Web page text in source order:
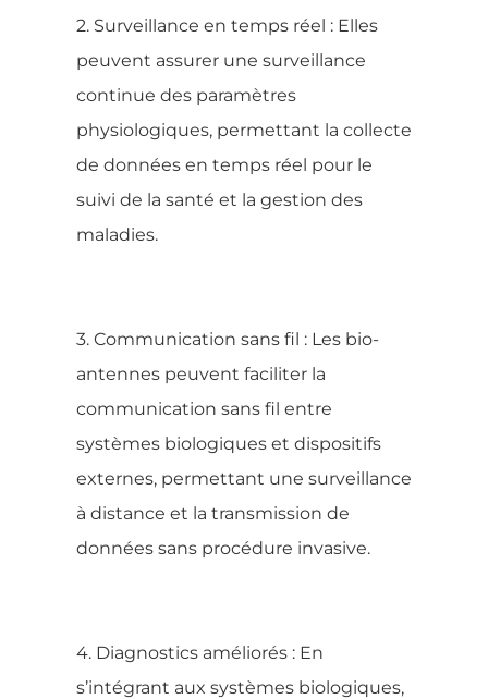
2. Surveillance en temps réel : Elles
peuvent assurer une surveillance
continue des paramètres
physiologiques, permettant la collecte
de données en temps réel pour le
suivi de la santé et la gestion des
maladies.
3. Communication sans fil : Les bio-
antennes peuvent faciliter la
communication sans fil entre
systèmes biologiques et dispositifs
externes, permettant une surveillance
à distance et la transmission de
données sans procédure invasive.
4. Diagnostics améliorés : En
s’intégrant aux systèmes biologiques,